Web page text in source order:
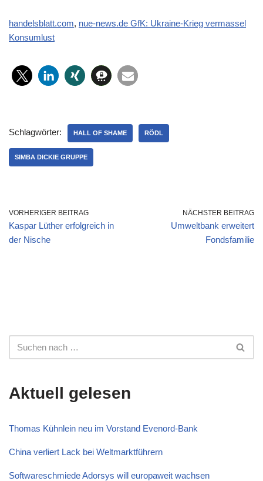
handelsblatt.com, nue-news.de GfK: Ukraine-Krieg vermassel
Konsumlust
Schlagwörter: HALL OF SHAME RÖDL
SIMBA DICKIE GRUPPE
VORHERIGER BEITRAG
Kaspar Lüther erfolgreich in
der Nische
NÄCHSTER BEITRAG
Umweltbank erweitert
Fondsfamilie
Aktuell gelesen
Thomas Kühnlein neu im Vorstand Evenord-Bank
China verliert Lack bei Weltmarktführern
Softwareschmiede Adorsys will europaweit wachsen